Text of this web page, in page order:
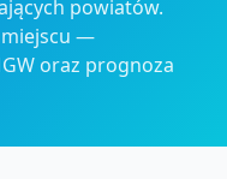
powiatów.
miejscu —
oraz prognoza